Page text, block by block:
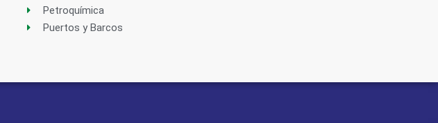
Petroquímica
Puertos y Barcos